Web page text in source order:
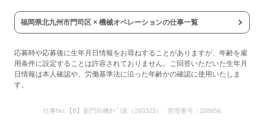
福岡県北九州市門司区 × 機械オペレーションの仕事一覧
応募時や応募後に生年月日情報をお尋ねすることがありますが、年齢を雇
用条件に設定することは許容されておりません。ご回答いただいた生年月
日情報は本人確認や、労働基準法に沿った年齢かの確認に使用いたしま
す。
仕事No. 【B】新門司機ｵﾍﾟ/派（260323） 管理番号： 268656